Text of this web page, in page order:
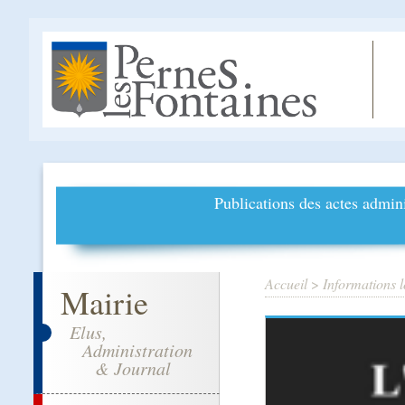
Publications des actes
Mairie
Elus,
Administration
& Journal
Accueil> Informations